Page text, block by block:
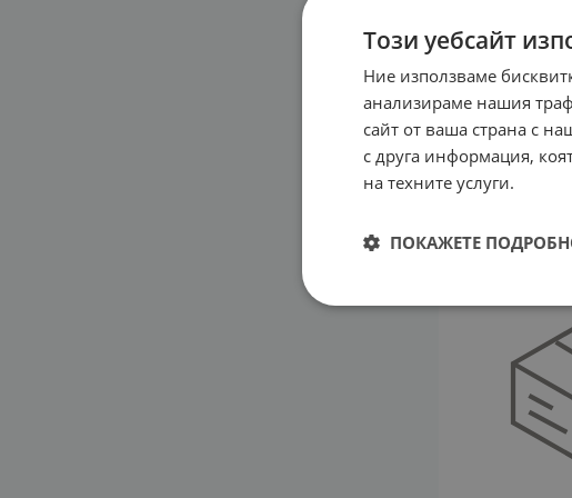
ЧЕРЕН ДРОБ
капсули
ФАКТОРС
23.37 €
Този уебсайт
Ние използваме
анализираме нашия
сайт от ваша страна с
с друга информация,
на техните услуги.
ПОКАЖЕТЕ